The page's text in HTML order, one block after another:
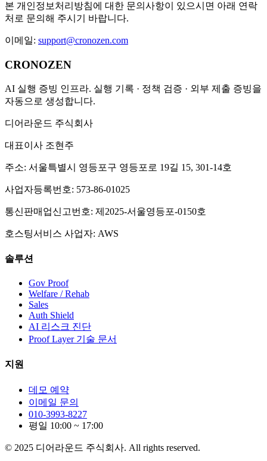
본 개인정보처리방침에 대한 문의사항이 있으시면 아래 연락
처로 문의해 주시기 바랍니다.
이메일: support@cronozen.com
CRONOZEN
AI 실행 증빙 인프라. 실행 기록 · 정책 검증 · 외부 제출 증빙을
자동으로 생성합니다.
디어라운드 주식회사
대표이사 조현주
주소: 서울특별시 영등포구 영등포로 19길 15, 301-14호
사업자등록번호: 573-86-01025
통신판매업신고번호: 제2025-서울영등포-0150호
호스팅서비스 사업자: AWS
솔루션
Gov Proof
Welfare / Rehab
Sales
Auth Shield
AI 리스크 진단
Proof Layer 기술 문서
지원
데모 예약
이메일 문의
010-3993-8227
평일 10:00 ~ 17:00
© 2025 디어라운드 주식회사. All rights reserved.